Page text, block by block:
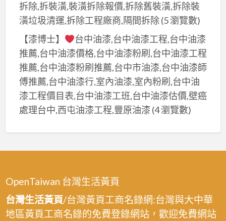
拆除,拆裝潢,裝潢拆除報價,拆除舊裝潢,拆除裝
潢垃圾清運,拆除工程廠商,隔間拆除(5 瀏覽數)
【漆博士】
台中油漆,台中油漆工程,台中油漆
推薦,台中油漆價格,台中油漆粉刷,台中油漆工程
推薦,台中油漆粉刷推薦,台中市油漆,台中油漆師
傅推薦,台中油漆行,室內油漆,室內粉刷,台中油
漆工程價目表,台中油漆工班,台中油漆估價,壁癌
處理台中,西屯油漆工程,豐原油漆(4 瀏覽數)
OpenTaiwan 台灣生活黃頁
台灣生活黃頁/台灣黃頁工商名錄網:台灣與大中華
地區黃頁工商名錄的免費登錄網站，歡迎免費網站